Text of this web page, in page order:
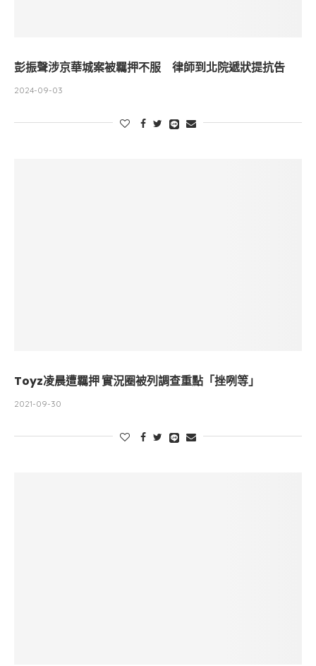
彭振聲涉京華城案被羈押不服 律師到北院遞狀提抗告
2024-09-03
Toyz凌晨遭羈押 實況圈被列調查重點「挫咧等」
2021-09-30